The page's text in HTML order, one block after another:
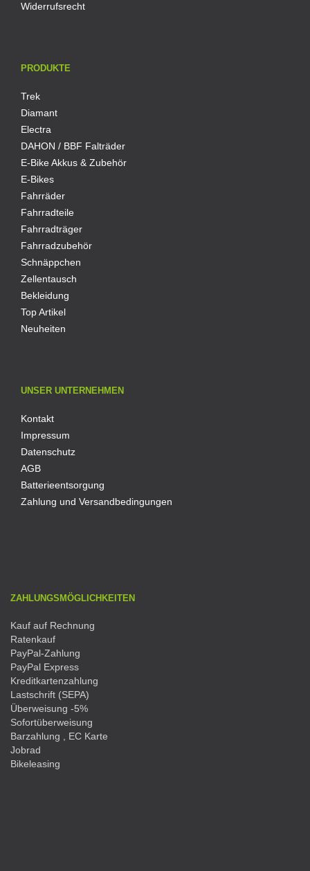
Widerrufsrecht
PRODUKTE
Trek
Diamant
Electra
DAHON / BBF Falträder
E-Bike Akkus & Zubehör
E-Bikes
Fahrräder
Fahrradteile
Fahrradträger
Fahrradzubehör
Schnäppchen
Zellentausch
Bekleidung
Top Artikel
Neuheiten
UNSER UNTERNEHMEN
Kontakt
Impressum
Datenschutz
AGB
Batterieentsorgung
Zahlung und Versandbedingungen
ZAHLUNGSMÖGLICHKEITEN
Kauf auf Rechnung
Ratenkauf
PayPal-Zahlung
PayPal Express
Kreditkartenzahlung
Lastschrift (SEPA)
Überweisung -5%
Sofortüberweisung
Barzahlung , EC Karte
Jobrad
Bikeleasing